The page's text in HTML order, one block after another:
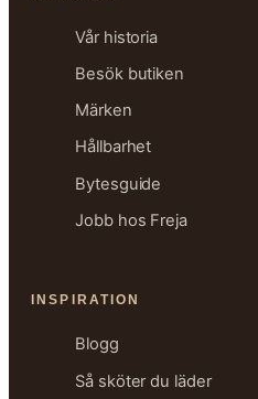
Vår historia
Besök butiken
Märken
Hållbarhet
Bytesguide
Jobb hos Freja
INSPIRATION
Blogg
Så sköter du läder